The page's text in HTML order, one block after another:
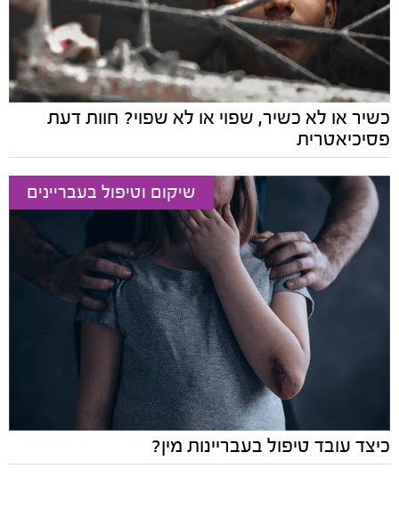
כשיר או לא כשיר, שפוי או לא שפוי? חוות דעת
פסיכיאטרית
שיקום וטיפול בעבריינים
כיצד עובד טיפול בעבריינות מין?